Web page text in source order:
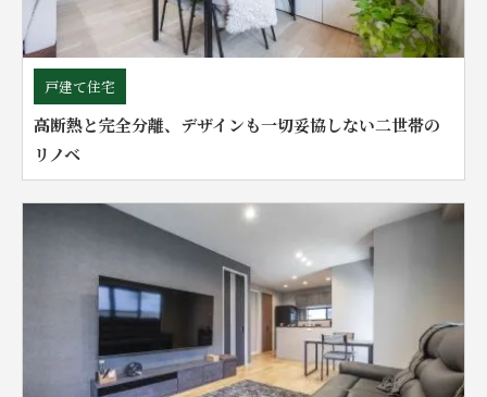
戸建て住宅
高断熱と完全分離、デザインも一切妥協しない二世帯の
リノベ